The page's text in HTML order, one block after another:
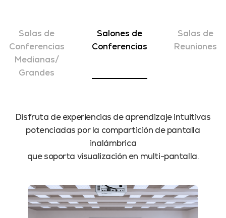
Salas de
Conferencias
Medianas/
Grandes
Salones de
Conferencias
Salas de
Reuniones